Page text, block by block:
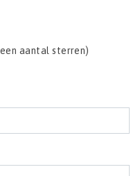
aantal sterren)